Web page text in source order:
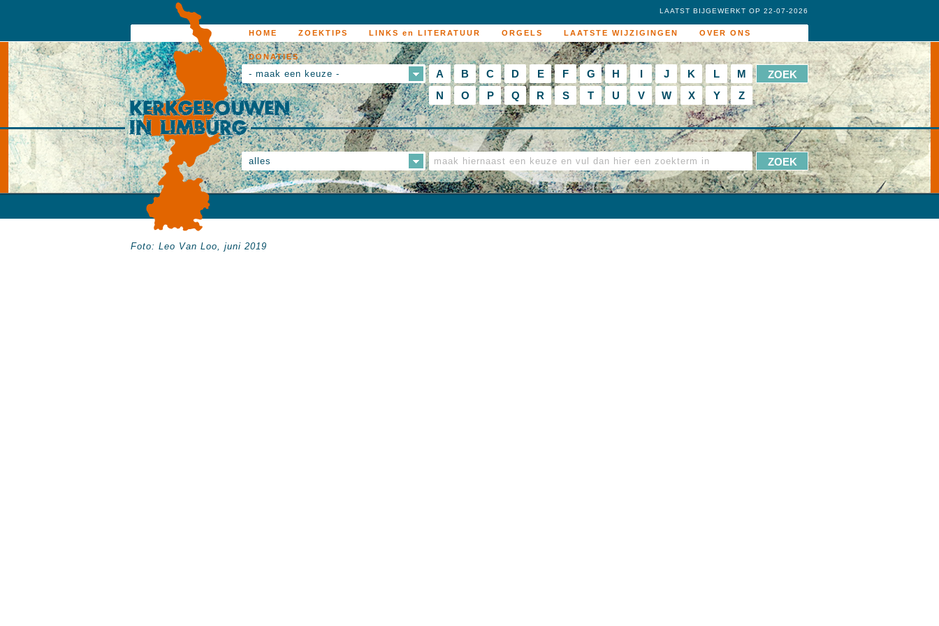
HOME ZOEKTIPS LINKS en LITERATUUR ORGELS LAATSTE WIJZIGINGEN OVER ONS
DONATIES
LAATST BIJGEWERKT OP 22-07-2026
- maak een keuze - A B C D E F G H I J K L
M
N
O P Q R S T U V W X Y Z
alles
Foto: Leo Van Loo, juni 2019